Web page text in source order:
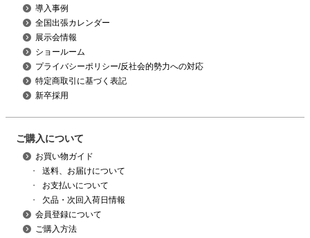
導入事例
全国出張カレンダー
展示会情報
ショールーム
プライバシーポリシー/反社会的勢力への対応
特定商取引に基づく表記
新卒採用
ご購入について
お買い物ガイド
・
送料、お届けについて
・
お支払いについて
・
欠品・次回入荷日情報
会員登録について
ご購入方法